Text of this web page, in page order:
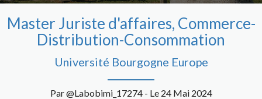
Master Juriste d'affaires, Commerce-
Distribution-Consommation
Université Bourgogne Europe
Par @Labobimi_17274 - Le 24 Mai 2024